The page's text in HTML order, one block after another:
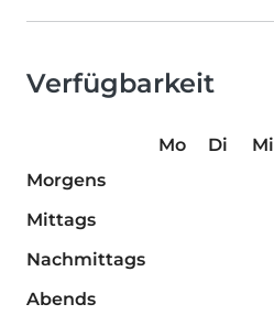
Verfügbarkeit
Mo Di Mi
Morgens
Mittags
Nachmittags
Abends